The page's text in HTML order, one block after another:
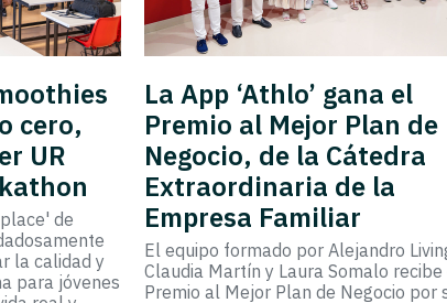
cero,
UR
de
la calidad y
para jóvenes
La App ‘Athlo’ gana el
Premio al Mejor Plan de
Negocio, de la Cátedra
Extraordinaria de la
Empresa Familiar
El equipo formado por Alejandro
Claudia Martín y Laura Somalo recibe
Premio al Mejor Plan de Negocio por